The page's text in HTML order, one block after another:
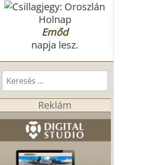
Holnap
Emőd
napja lesz.
Keresés...
Reklám